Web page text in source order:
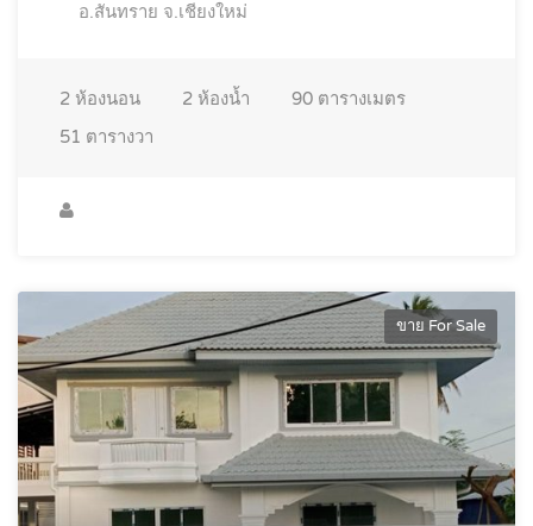
อ.สันทราย จ.เชียงใหม่
2 ห้องนอน 2 ห้องน้ำ 90 ตารางเมตร
51 ตารางวา
ขาย For Sale